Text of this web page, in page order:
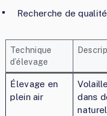
Recherche de
Technique
d’élevage
Élevage en
plein air
dans